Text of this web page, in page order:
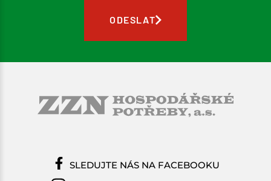
ODESLAT
SLEDUJTE NÁS NA FACEBOOKU